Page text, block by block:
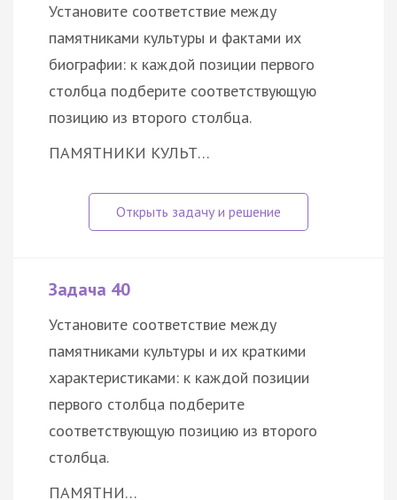
Установите соответствие между
памятниками культуры и фактами их
биографии: к каждой позиции первого
столбца подберите соответствующую
позицию из второго столбца.
ПАМЯТНИКИ КУЛЬТ…
Задача 40
Установите соответствие между
памятниками культуры и их краткими
характеристиками: к каждой позиции
первого столбца подберите
соответствующую позицию из второго
столбца.
ПАМЯТНИ…